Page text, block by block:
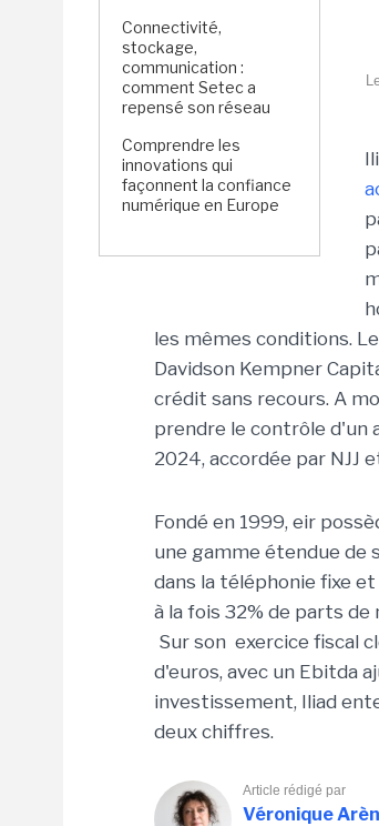
Connectivité,
stockage,
communication :
comment Setec a
repensé son réseau
Comprendre les
innovations qui
façonnent la confiance
numérique en Europe
les mêmes conditions.
Davidson Kempner
crédit sans recours. A
prendre le contrôle d'un
2024, accordée par NJJ
Fondé en 1999, eir
une gamme étendue de
dans la téléphonie fixe
à la fois 32% de parts
Sur son exercice fiscal
d'euros, avec un Ebitda
investissement, Iliad
deux chiffres.
Article rédigé par
Véronique